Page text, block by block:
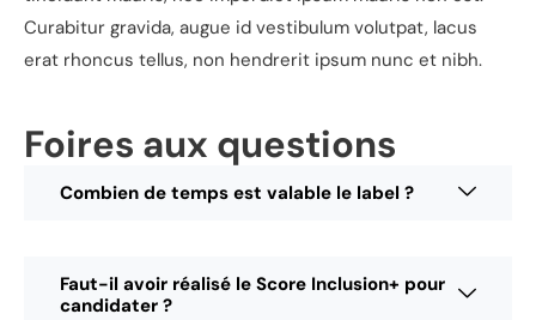
Curabitur gravida, augue id vestibulum volutpat, lacus
erat rhoncus tellus, non hendrerit ipsum nunc et nibh.
Foires aux questions
Combien de temps est valable le label ?
Faut-il avoir réalisé le Score Inclusion+ pour
candidater ?